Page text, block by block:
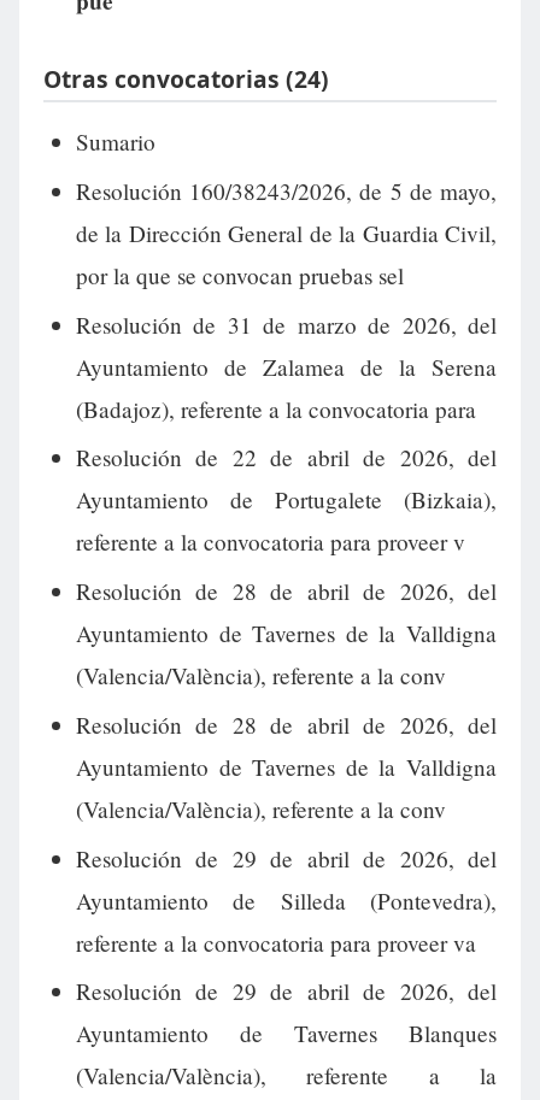
Otras convocatorias (24)
Sumario
Resolución 160/38243/2026, de 5 de mayo,
de la Dirección General de la Guardia Civil,
por la que se convocan pruebas sel
Resolución de 31 de marzo de 2026, del
Ayuntamiento de Zalamea de la Serena
(Badajoz), referente a la convocatoria para
Resolución de 22 de abril de 2026, del
Ayuntamiento de Portugalete (Bizkaia),
referente a la convocatoria para proveer v
Resolución de 28 de abril de 2026, del
Ayuntamiento de Tavernes de la Valldigna
(Valencia/València), referente a la conv
Resolución de 28 de abril de 2026, del
Ayuntamiento de Tavernes de la Valldigna
(Valencia/València), referente a la conv
Resolución de 29 de abril de 2026, del
Ayuntamiento de Silleda (Pontevedra),
referente a la convocatoria para proveer va
Resolución de 29 de abril de 2026, del
Ayuntamiento de Tavernes Blanques
(Valencia/València), referente a la